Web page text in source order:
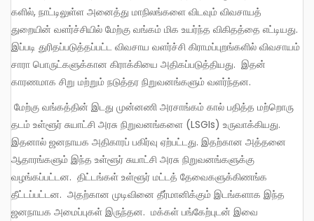
களில், நாட்டிலுள்ள அனைத்து மாநிலங்களை விடவும் விவசாயத்
துறையின் வளர்ச்சியில் மேற்கு வங்கம் மிக உயர்ந்த விகிதத்தை எட்டியது.
இப்படி துரிதப்படுத்தப்பட்ட விவசாய வளர்ச்சி கிராமப்புறங்களில் விவசாயம்
சாரா பொருட்களுக்கான கிராக்கியை அதிகப்படுத்தியது. இதன்
காரணமாக சிறு மற்றும் நடுத்தர நிறுவனங்களும் வளர்ந்தன.
மேற்கு வங்கத்தின் இடது முன்னணி அரசாங்கம் கால் பதித்த மற்றொரு
தடம் உள்ளூர் சுயாட்சி அரசு நிறுவனங்களை (LSGIs) உருவாக்கியது.
இதனால் ஜனநாயக அதிகாரப் பகிர்வு ஏற்பட்டது. இதற்கான அத்தனை
ஆதாரங்களும் இந்த உள்ளூர் சுயாட்சி அரசு நிறுவனங்களுக்கு
வழங்கப்பட்டன. திட்டங்கள் உள்ளூர் மட்டத் தேவைகளுக்கிணங்க
தீட்டப்பட்டன. அதற்கான முடிவினை தீர்மானிக்கும் இடங்களாக இந்த
ஜனநாயக அமைப்புகள் இருந்தன. மக்கள் பங்கேற்புடன் இவை